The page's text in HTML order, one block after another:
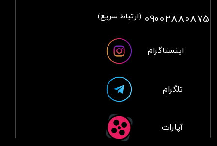
09002880875 (ارتباط سریع)
آپارات
تلگرام
اینستاگرام